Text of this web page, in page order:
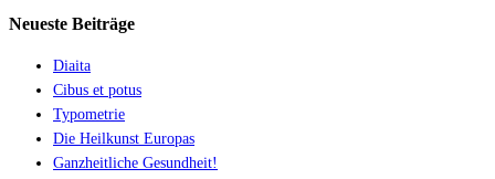
Neueste Beiträge
Diaita
Cibus et potus
Typometrie
Die Heilkunst Europas
Ganzheitliche Gesundheit!